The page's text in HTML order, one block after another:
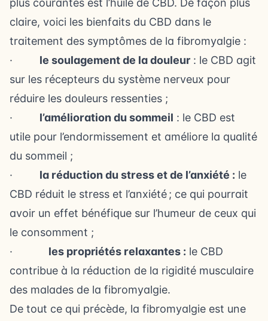
plus courantes est l’huile de CBD. De façon plus
claire, voici les bienfaits du CBD dans le
traitement des symptômes de la fibromyalgie :
·
le soulagement de la douleur : le CBD agit
sur les récepteurs du système nerveux pour
réduire les douleurs ressenties ;
·
l’amélioration du sommeil : le CBD est
utile pour l’endormissement et améliore la qualité
du sommeil ;
· la réduction du stress et de l’anxiété : le
CBD réduit le stress et l’anxiété ; ce qui pourrait
avoir un effet bénéfique sur l’humeur de ceux qui
le consomment ;
· les propriétés relaxantes : le CBD
contribue à la réduction de la rigidité musculaire
des malades de la fibromyalgie.
De tout ce qui précède, la fibromyalgie est une